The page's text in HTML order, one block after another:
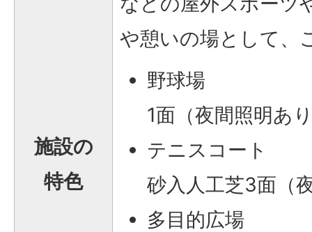
施設の
特色
や憩いの場として、
野球場
1面（夜間照明あ
テニスコート
砂入人工芝3面（
多目的広場